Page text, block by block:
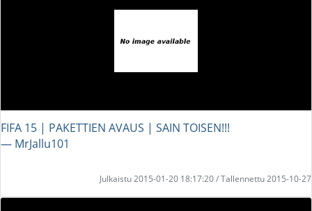
FIFA 15 | PAKETTIEN AVAUS | SAIN TOISEN!!!
― MrJallu101
Julkaistu 2015-01-20 18:17:20 / Tallennettu 2015-10-27